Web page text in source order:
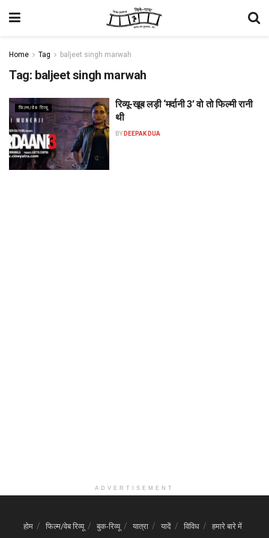
Home Tag baljeet singh marwah
Tag: baljeet singh marwah
फिल्म/वेब रिव्यू
रिव्यू-खूब लड़ी ‘मर्दानी 3’ वो तो फिल्मी रानी
थी
BY DEEPAK DUA
ADVERTISEMENT
होम फिल्म/वेब रिव्यू बुक-रिव्यू यात्रा यादें विविध हमारे बारे में